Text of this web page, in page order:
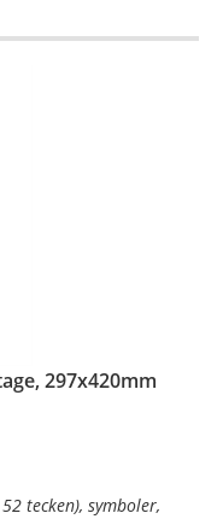
297x420mm
tecken), symboler,